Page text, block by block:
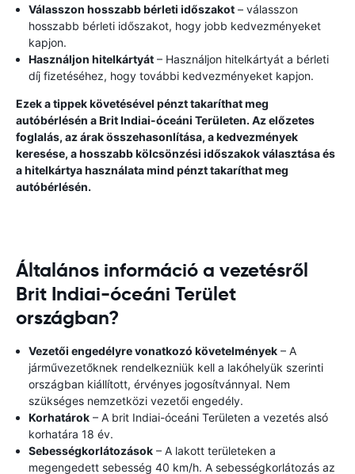
Válasszon hosszabb bérleti időszakot – válasszon
hosszabb bérleti időszakot, hogy jobb kedvezményeket
kapjon.
Használjon hitelkártyát – Használjon hitelkártyát a bérleti
díj fizetéséhez, hogy további kedvezményeket kapjon.
Ezek a tippek követésével pénzt takaríthat meg
autóbérlésén a Brit Indiai-óceáni Területen. Az előzetes
foglalás, az árak összehasonlítása, a kedvezmények
keresése, a hosszabb kölcsönzési időszakok választása és
a hitelkártya használata mind pénzt takaríthat meg
autóbérlésén.
Általános információ a vezetésről
Brit Indiai-óceáni Terület
országban?
Vezetői engedélyre vonatkozó követelmények – A
járművezetőknek rendelkezniük kell a lakóhelyük szerinti
országban kiállított, érvényes jogosítvánnyal. Nem
szükséges nemzetközi vezetői engedély.
Korhatárok – A brit Indiai-óceáni Területen a vezetés alsó
korhatára 18 év.
Sebességkorlátozások – A lakott területeken a
megengedett sebesség 40 km/h. A sebességkorlátozás az